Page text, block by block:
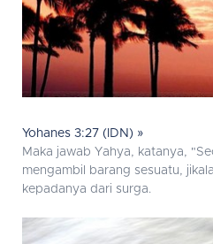
Yohanes 3:27 (IDN) »
Maka jawab Yahya, katanya,
mengambil barang sesuatu,
kepadanya dari surga.